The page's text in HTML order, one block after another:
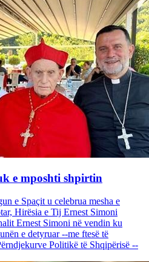
e mposhti shpirtin
e Spaçit u celebrua mesha e
Hirësia e Tij Ernest Simoni
Ernest Simoni në vendin ku
e detyruar --me ftesë të
Politikë të Shqipërisë --